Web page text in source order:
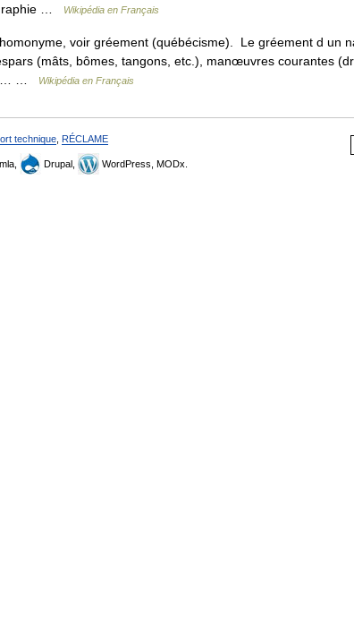
…
Wikipédia en Français
voir gréement (québécisme). Le gréement d un
(mâts, bômes, tangons, etc.), manœuvres courantes
…
Wikipédia en Français
technique RÉCLAME
Drupal, WordPress, MODx.